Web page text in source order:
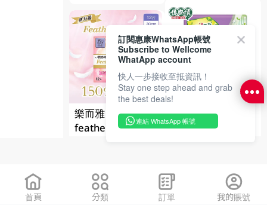
樂而雅
feathertouch30C
$30.00
護舒寶隱型清新護
墊3 X 40PC
指定分類88折
首頁 分類 訂單 我的賬號
訂閱惠康WhatsApp帳號
Subscribe to Wellcome
WhatApp account
快人一步接收至抵資訊！
Stay one step ahead and grab
the best deals!
連結 WhatsApp 帳號